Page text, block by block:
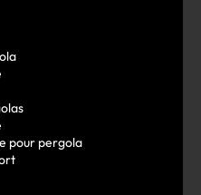
pour pergola